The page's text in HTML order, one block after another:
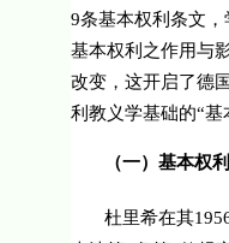
9条基本权利条文
基本权利之作用与
改变，这开启了德
利教义学基础的“基
（一）基本权
杜里希在其